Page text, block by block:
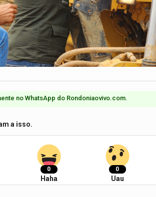
no WhatsApp do Rondoniaovivo.com.​
a isso.
0
Haha
0
Uau